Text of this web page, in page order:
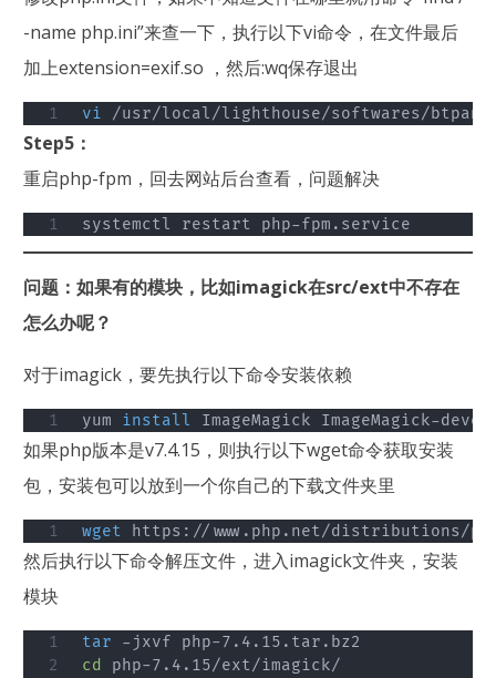
-name php.ini”来查一下，执行以下vi命令，在文件最后
加上extension=exif.so ，然后:wq保存退出
vi /usr/local/lighthouse/softwares/
Step5：
重启php-fpm，回去网站后台查看，问题解决
systemctl restart php-fpm.service
问题：如果有的模块，比如imagick在src/ext中不存在
怎么办呢？
对于imagick，要先执行以下命令安装依赖
yum install ImageMagick ImageMagick-
如果php版本是v7.4.15，则执行以下wget命令获取安装
包，安装包可以放到一个你自己的下载文件夹里
wget https://www.php.net/distributions/
然后执行以下命令解压文件，进入imagick文件夹，安装
模块
tar
cd php-7.4.15/ext/imagick/